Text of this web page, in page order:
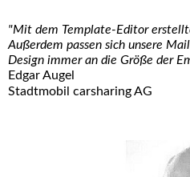
"Mit dem Template-Editor
Außerdem passen sich unsere
Design immer an die Größe der
Edgar Augel
Stadtmobil carsharing AG